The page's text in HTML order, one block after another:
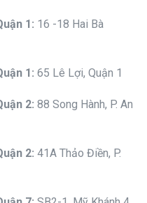
1: 16 -18 Hai Bà
1: 65 Lê Lợi, Quận 1
2: 88 Song Hành, P. An
2: 41A Thảo Điền, P.